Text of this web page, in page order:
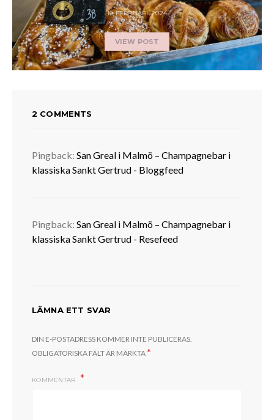
18 FEBRUARI, 2024
VIEW POST
2 COMMENTS
Pingback: San Greal i Malmö – Champagnebar i
klassiska Sankt Gertrud - Bloggfeed
Pingback: San Greal i Malmö – Champagnebar i
klassiska Sankt Gertrud - Resefeed
LÄMNA ETT SVAR
DIN E-POSTADRESS KOMMER INTE PUBLICERAS.
OBLIGATORISKA FÄLT ÄR MÄRKTA*
KOMMENTAR